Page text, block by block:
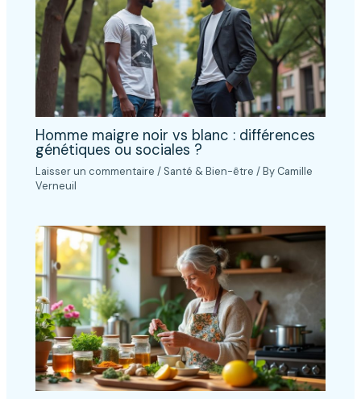
Homme maigre noir vs blanc : différences
génétiques ou sociales ?
Laisser un commentaire / Santé & Bien-être / By Camille
Verneuil